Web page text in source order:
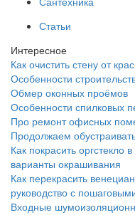
Статьи
Интересное
Как очистить стену от
Особенности
Обмер оконных проёмов
Особенности спилковых
Про ремонт офисных
Продолжаем
Как покрасить
варианты окрашивания
Как перекрасить
руководство с
Входные